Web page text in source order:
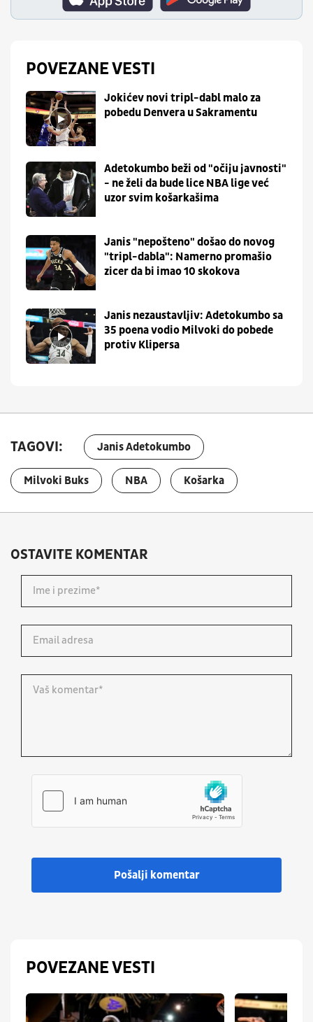
POVEZANE VESTI
Jokićev novi tripl-dabl malo za
pobedu Denvera u Sakramentu
Adetokumbo beži od "očiju javnosti"
- ne želi da bude lice NBA lige već
uzor svim košarkašima
Janis "nepošteno" došao do novog
"tripl-dabla": Namerno promašio
zicer da bi imao 10 skokova
Janis nezaustavljiv: Adetokumbo sa
35 poena vodio Milvoki do pobede
protiv Klipersa
TAGOVI: Janis Adetokumbo
Milvoki Buks NBA Košarka
OSTAVITE KOMENTAR
Pošalji komentar
POVEZANE VESTI